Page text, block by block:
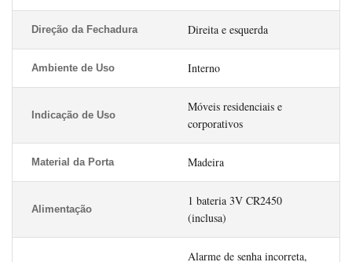
Direção da Fechadura Direita e esquerda
Ambiente de Uso Interno
Indicação de Uso
Móveis residenciais e
corporativos
Material da Porta Madeira
Alimentação
1 bateria 3V CR2450
(inclusa)
Alarme de senha incorreta,